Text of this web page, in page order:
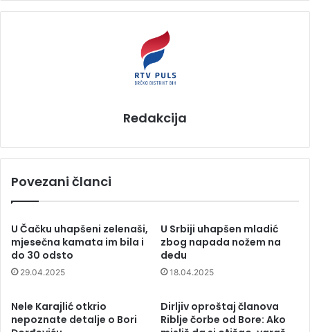
Redakcija
Povezani članci
U Čačku uhapšeni zelenaši,
mjesečna kamata im bila i
do 30 odsto
29.04.2025
U Srbiji uhapšen mladić
zbog napada nožem na
dedu
18.04.2025
Nele Karajlić otkrio
nepoznate detalje o Bori
Dirljiv oproštaj članova
Riblje čorbe od Bore: Ako